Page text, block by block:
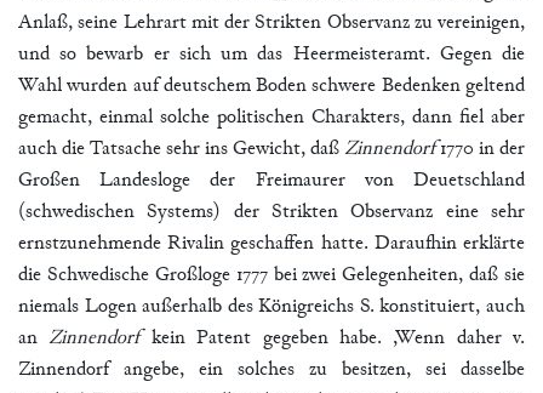
Anlaß, seine Lehrart mit der Strikten Observanz zu vereinigen,
und so bewarb er sich um das Heermeisteramt. Gegen die
Wahl wurden auf deutschem Boden schwere Bedenken geltend
gemacht, einmal solche politischen Charakters, dann fiel aber
auch die Tatsache sehr ins Gewicht, daß Zinnendorf1770 in der
Großen Landesloge der Freimaurer von Deuetschland
(schwedischen Systems) der Strikten Observanz eine sehr
ernstzunehmende Rivalin geschaffen hatte. Daraufhin erklärte
die Schwedische Großloge 1777 bei zwei Gelegenheiten, daß sie
niemals Logen außerhalb des Königreichs S. konstituiert, auch
an Zinnendorfkein Patent gegeben habe. ,Wenn daher v.
Zinnendorf angebe, ein solches zu besitzen, sei dasselbe